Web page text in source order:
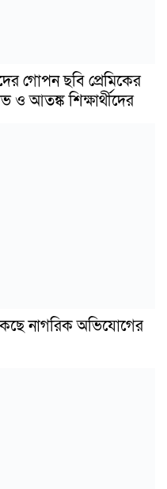
গোপন ছবি প্রেমিকের
ও আতঙ্ক শিক্ষার্থীদের
নাগরিক অভিযোগের